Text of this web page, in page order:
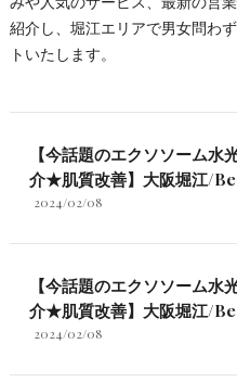
紹介し、堀江エリアで男女問わ
トいたします。
【今話題のエクソソーム水
介★肌質改善】大阪堀江/
2024/02/08
【今話題のエクソソーム水
介★肌質改善】大阪堀江/
2024/02/08